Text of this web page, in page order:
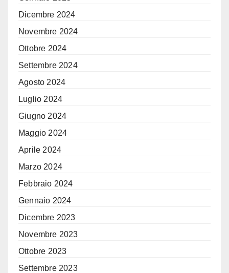
Dicembre 2024
Novembre 2024
Ottobre 2024
Settembre 2024
Agosto 2024
Luglio 2024
Giugno 2024
Maggio 2024
Aprile 2024
Marzo 2024
Febbraio 2024
Gennaio 2024
Dicembre 2023
Novembre 2023
Ottobre 2023
Settembre 2023